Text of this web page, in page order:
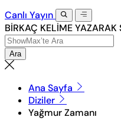
Canlı Yayın
BİRKAÇ KELİME
Ara
Ana Sayfa
Diziler
Yağmur Zamanı